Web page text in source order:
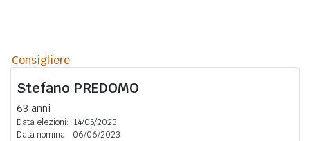
Consigliere
Stefano PREDOMO
63 anni
Data elezioni: 14/05/2023
Data nomina:
06/06/2023